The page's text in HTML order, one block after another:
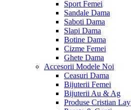
Sport Femei
Sandale Dama
Saboti Dama
Slapi Dama
Botine Dama
Cizme Femei
Ghete Dama
Accesorii Modele Noi
Ceasuri Dama
Bijuterii Femei
Bijuterii Au & Ag
Produse Cristian Lay